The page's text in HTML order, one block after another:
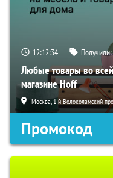
12:12:33 Получили:
Любые товары во
магазине Hoff
Москва, 1-й Волоколамский
Промокод